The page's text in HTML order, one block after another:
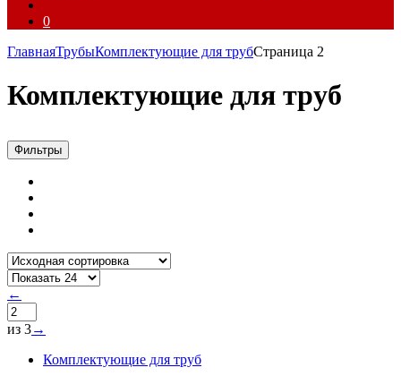
0
ГлавнаяТрубыКомплектующие для трубСтраница 2
Комплектующие для труб
Фильтры
←
из 3→
Комплектующие для труб